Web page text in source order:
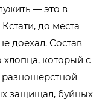
— это в
до места
доехал. Состав
который с
защищал, буйных